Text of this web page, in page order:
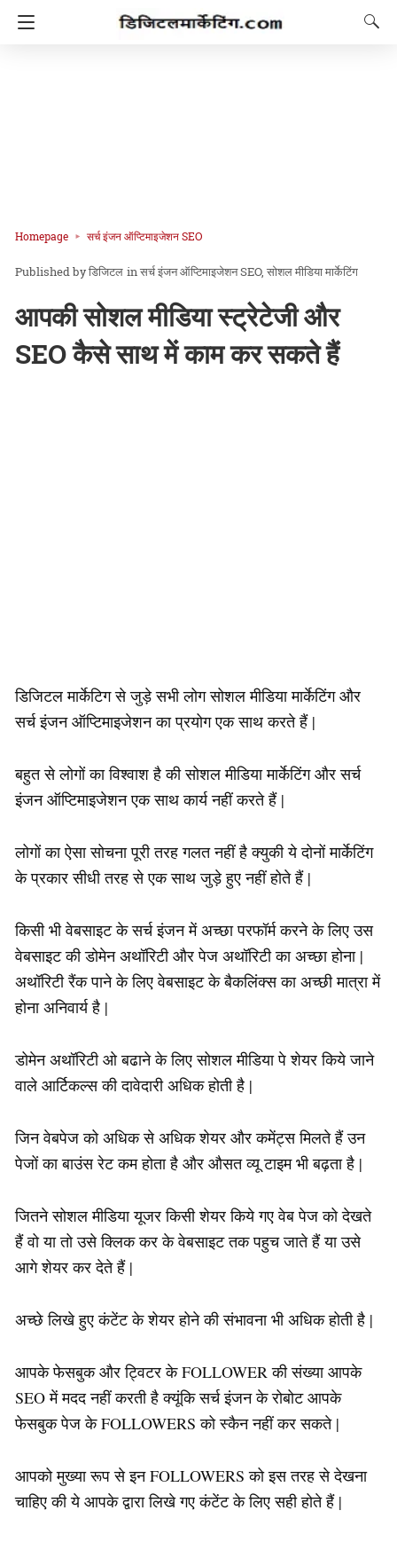
Homepage सर्च इंजन ऑप्टिमाइजेशन SEO
डिजिटल inसर्च इंजन ऑप्टिमाइजेशन SEO सोशल मीडिया मार्केटिंग
आपकी सोशल मीडिया स्ट्रेटेजी और
SEO कैसे साथ में काम कर सकते हैं
डिजिटल मार्केटिग से जुड़े सभी लोग सोशल मीडिया मार्केटिंग और
सर्च इंजन ऑप्टिमाइजेशन का प्रयोग एक साथ करते हैं |
बहुत से लोगों का विश्वाश है की सोशल मीडिया मार्केटिंग और सर्च
इंजन ऑप्टिमाइजेशन एक साथ कार्य नहीं करते हैं |
लोगों का ऐसा सोचना पूरी तरह गलत नहीं है क्युकी ये दोनों मार्केटिंग
के प्रकार सीधी तरह से एक साथ जुड़े हुए नहीं होते हैं |
किसी भी वेबसाइट के सर्च इंजन में अच्छा परफॉर्म करने के लिए उस
वेबसाइट की डोमेन अथॉरिटी और पेज अथॉरिटी का अच्छा होना |
अथॉरिटी रैंक पाने के लिए वेबसाइट के बैकलिंक्स का अच्छी मात्रा में
होना अनिवार्य है |
डोमेन अथॉरिटी ओ बढाने के लिए सोशल मीडिया पे शेयर किये जाने
वाले आर्टिकल्स की दावेदारी अधिक होती है |
जिन वेबपेज को अधिक से अधिक शेयर और कमेंट्स मिलते हैं उन
पेजों का बाउंस रेट कम होता है और औसत व्यू टाइम भी बढ़ता है |
जितने सोशल मीडिया यूजर किसी शेयर किये गए वेब पेज को देखते
हैं वो या तो उसे क्लिक कर के वेबसाइट तक पहुच जाते हैं या उसे
आगे शेयर कर देते हैं |
अच्छे लिखे हुए कंटेंट के शेयर होने की संभावना भी अधिक होती है |
आपके फेसबुक और ट्विटर के FOLLOWER की संख्या आपके
SEO में मदद नहीं करती है क्यूंकि सर्च इंजन के रोबोट आपके
फेसबुक पेज के FOLLOWERS को स्कैन नहीं कर सकते |
आपको मुख्या रूप से इन FOLLOWERS को इस तरह से देखना
चाहिए की ये आपके द्वारा लिखे गए कंटेंट के लिए सही होते हैं |